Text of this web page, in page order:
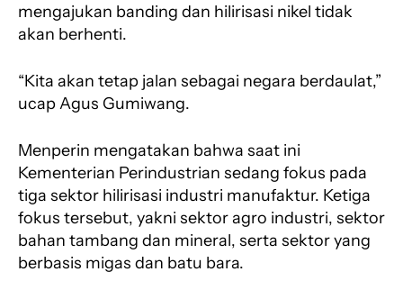
mengajukan banding dan hilirisasi nikel tidak
akan berhenti.
“Kita akan tetap jalan sebagai negara berdaulat,”
ucap Agus Gumiwang.
Menperin mengatakan bahwa saat ini
Kementerian Perindustrian sedang fokus pada
tiga sektor hilirisasi industri manufaktur. Ketiga
fokus tersebut, yakni sektor agro industri, sektor
bahan tambang dan mineral, serta sektor yang
berbasis migas dan batu bara.